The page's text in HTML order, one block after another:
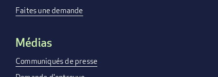
Faites une demande
Médias
Communiqués de presse